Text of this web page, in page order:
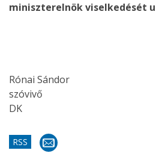
miniszterelnök viselkedését
Rónai Sándor
szóvivő
DK
RSS